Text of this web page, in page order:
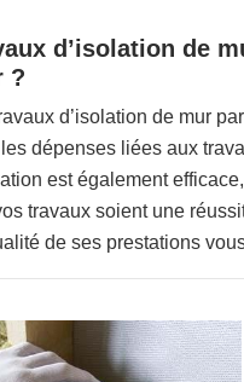
d’isolation de
?
d’isolation de mur
dépenses liées aux
est également
travaux soient une
de ses prestations